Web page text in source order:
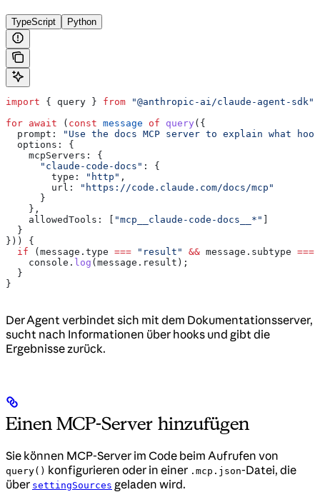
TypeScript Python
import { query } from "@anthropic-ai/claude-agent-sdk"
for await ( const message of query ({
  prompt:
"Use the docs MCP server to explain what
  options:
{
    mcpServers:
{
      "claude-code-docs"
:
{
        type:
"http" ,
        url:
"https://code.claude.com/docs/mcp"
      }
    },
    allowedTools:
"mcp__claude-code-docs__*"
  }
})) {
  if
( message . type === "result" && message . subtype ===
    console
. log ( message . result );
  }
}
Der Agent verbindet sich mit dem Dokumentationsserver,
sucht nach Informationen über hooks und gibt die
Ergebnisse zurück.
Einen MCP-Server hinzufügen
Sie können MCP-Server im Code beim Aufrufen von
query() konfigurieren oder in einer .mcp.json-Datei, die
über settingSources geladen wird.